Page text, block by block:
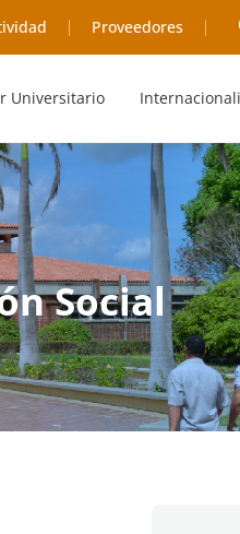
Proveedores
Universitario
Social